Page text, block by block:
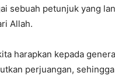
sebuah petunjuk yang
Allah.
harapkan kepada
perjuangan,